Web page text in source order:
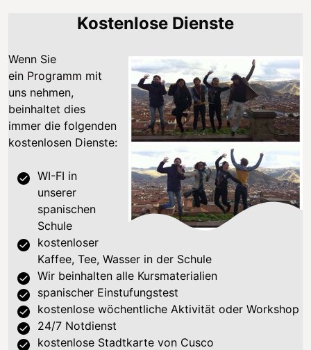
Kostenlose Dienste
Wenn Sie
ein Programm mit
uns nehmen,
beinhaltet dies
immer die folgenden
kostenlosen Dienste:
WI-FI in
unserer
spanischen
Schule
kostenloser
Kaffee, Tee, Wasser in der Schule
Wir beinhalten alle Kursmaterialien
spanischer Einstufungstest
kostenlose wöchentliche Aktivität oder Workshop
24/7 Notdienst
kostenlose Stadtkarte von Cusco